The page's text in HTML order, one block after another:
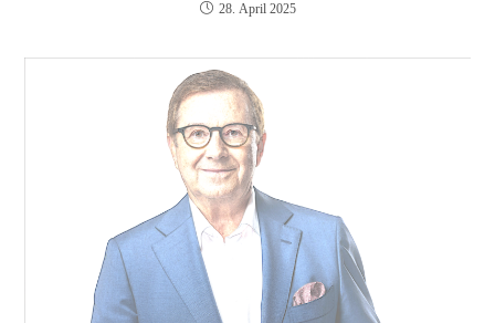
28. April 2025